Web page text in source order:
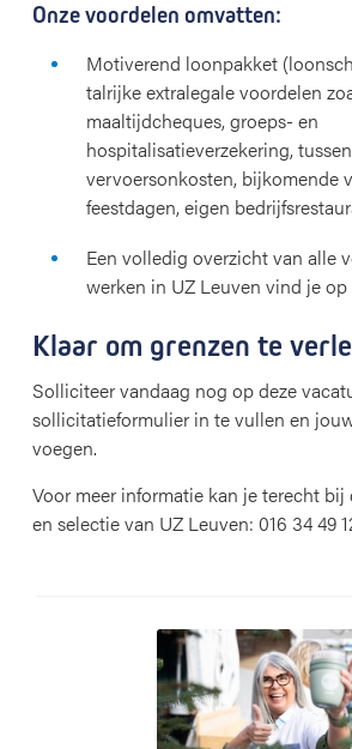
Onze voordelen omvatten:
Motiverend loonpakket
talrijke extralegale voordelen
maaltijdcheques, groeps- en
hospitalisatieverzekering,
vervoersonkosten, bijkomende
feestdagen, eigen
Een volledig overzicht van alle
werken in UZ Leuven vind je op
Klaar om grenzen te
Solliciteer vandaag nog op deze
sollicitatieformulier in te vullen en
voegen.
Voor meer informatie kan je terecht
en selectie van UZ Leuven: 016 34 49